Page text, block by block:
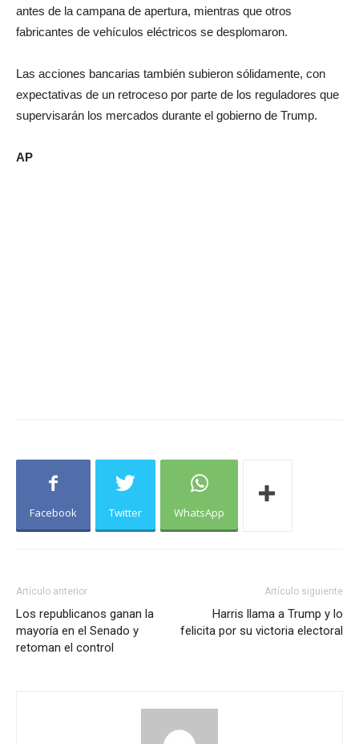
antes de la campana de apertura, mientras que otros
fabricantes de vehículos eléctricos se desplomaron.
Las acciones bancarias también subieron sólidamente, con
expectativas de un retroceso por parte de los reguladores que
supervisarán los mercados durante el gobierno de Trump.
AP
Facebook Twitter WhatsApp
Artículo anterior
Los republicanos ganan la
mayoría en el Senado y
retoman el control
Artículo siguiente
Harris llama a Trump y lo
felicita por su victoria electoral